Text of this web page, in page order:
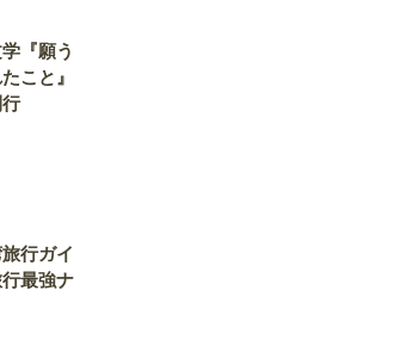
『願う
こと』
行ガイ
最強ナ